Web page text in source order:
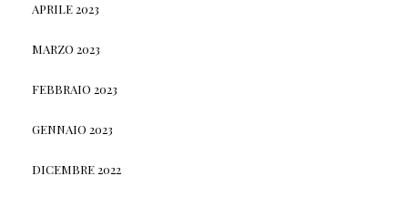
APRILE 2023
MARZO 2023
FEBBRAIO 2023
GENNAIO 2023
DICEMBRE 2022